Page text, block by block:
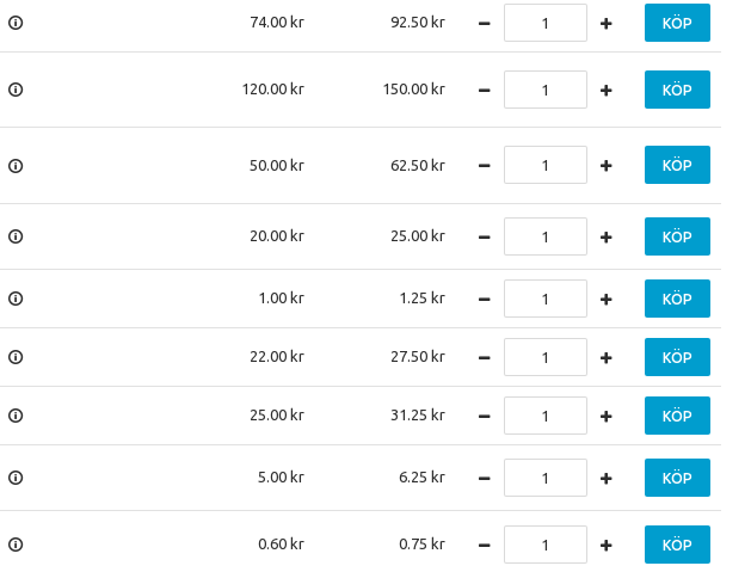
74.00 92.50 KÖP
120.00 150.00 KÖP
50.00 62.50 KÖP
20.00 25.00 KÖP
1.00 1.25 KÖP
22.00 27.50 KÖP
25.00 31.25 KÖP
5.00 6.25 KÖP
0.60 0.75 KÖP